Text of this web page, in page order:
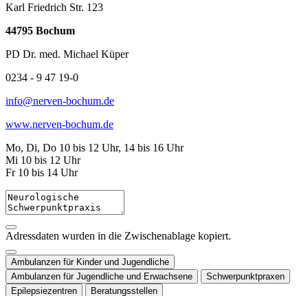
Karl Friedrich Str. 123
44795 Bochum
PD Dr. med. Michael Küper
0234 - 9 47 19-0
info@nerven-bochum.de
www.nerven-bochum.de
Mo, Di, Do 10 bis 12 Uhr, 14 bis 16 Uhr
Mi 10 bis 12 Uhr
Fr 10 bis 14 Uhr
Adressdaten wurden in die Zwischenablage kopiert.
Ambulanzen für Kinder und Jugendliche
Ambulanzen für Jugendliche und Erwachsene
Schwerpunktpraxen
Epilepsiezentren
Beratungsstellen